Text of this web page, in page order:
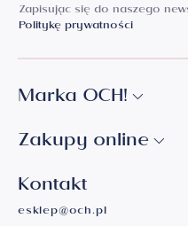
Zapisując się do naszego
Politykę prywatności
Marka OCH!
Zakupy online
Kontakt
esklep@och.pl